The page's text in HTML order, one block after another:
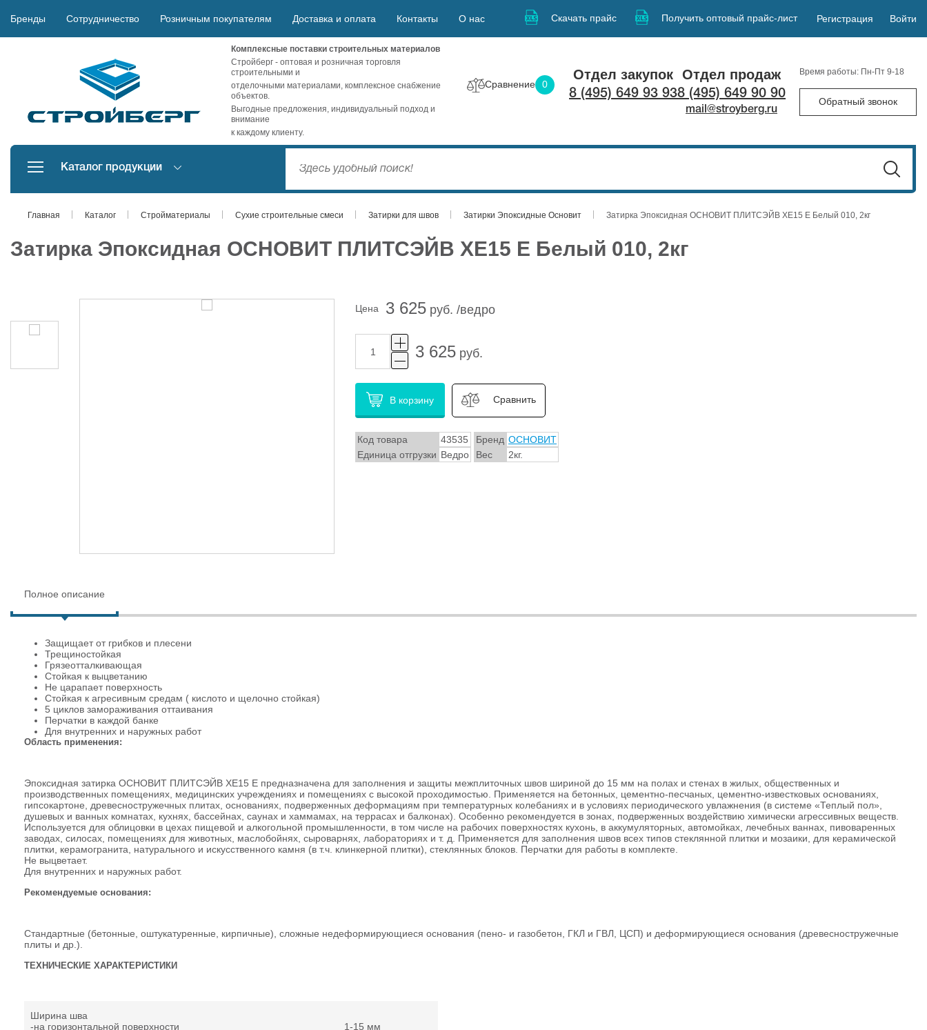
Бренды Сотрудничество Розничным покупателям Доставка и оплата Контакты О нас Скачать прайс Получить оптовый прайс-лист Регистрация Войти
Комплексные поставки строительных материалов
Стройберг - оптовая и розничная торговля
строительными и
отделочными материалами, комплексное снабжение
объектов.
Выгодные предложения, индивидуальный подход и
внимание
к каждому клиенту.
Сравнение 0
Отдел закупок
8 (495) 649 93 93
Отдел продаж
8 (495) 649 90 90
mail@stroyberg.ru
Время работы: Пн-Пт 9-18
Обратный звонок
Каталог продукции
Главная Каталог Стройматериалы Сухие строительные смеси Затирки для швов Затирки Эпоксидные Основит Затирка Эпоксидная ОСНОВИТ ПЛИТСЭЙВ XE15 E Белый 010, 2кг
Затирка Эпоксидная ОСНОВИТ ПЛИТСЭЙВ XE15 E Белый 010, 2кг
Цена 3 625 руб. /ведро
3 625 руб.
В корзину Сравнить
Код товара 43535 Бренд ОСНОВИТ
Единица отгрузки Ведро Вес 2кг.
Полное описание
Защищает от грибков и плесени
Трещиностойкая
Грязеотталкивающая
Стойкая к выцветанию
Не царапает поверхность
Стойкая к агресивным средам ( кислото и щелочно стойкая)
5 циклов замораживания оттаивания
Перчатки в каждой банке
Для внутренних и наружных работ
Область применения:
Эпоксидная затирка ОСНОВИТ ПЛИТСЭЙВ ХE15 Е предназначена для заполнения и защиты межплиточных швов шириной до 15 мм на полах и стенах в жилых, общественных и
производственных помещениях, медицинских учреждениях и помещениях с высокой проходимостью. Применяется на бетонных, цементно-песчаных, цементно-известковых основаниях,
гипсокартоне, древесностружечных плитах, основаниях, подверженных деформациям при температурных колебаниях и в условиях периодического увлажнения (в системе «Теплый пол»,
душевых и ванных комнатах, кухнях, бассейнах, саунах и хаммамах, на террасах и балконах). Особенно рекомендуется в зонах, подверженных воздействию химически агрессивных веществ.
Используется для облицовки в цехах пищевой и алкогольной промышленности, в том числе на рабочих поверхностях кухонь, в аккумуляторных, автомойках, лечебных ваннах, пивоваренных
заводах, силосах, помещениях для животных, маслобойнях, сыроварнях, лабораториях и т. д. Применяется для заполнения швов всех типов стеклянной плитки и мозаики, для керамической
плитки, керамогранита, натурального и искусственного камня (в т.ч. клинкерной плитки), стеклянных блоков. Перчатки для работы в комплекте.
Не выцветает.
Для внутренних и наружных работ.
Рекомендуемые основания:
Стандартные (бетонные, оштукатуренные, кирпичные), сложные недеформирующиеся основания (пено- и газобетон, ГКЛ и ГВЛ, ЦСП) и деформирующиеся основания (древесностружечные
плиты и др.).
ТЕХНИЧЕСКИЕ ХАРАКТЕРИСТИКИ
Ширина шва
-на горизонтальной поверхности
1-15 мм